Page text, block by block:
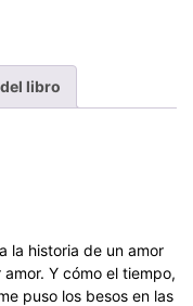
libro
la historia de un amor
Y cómo el tiempo,
puso los besos en las